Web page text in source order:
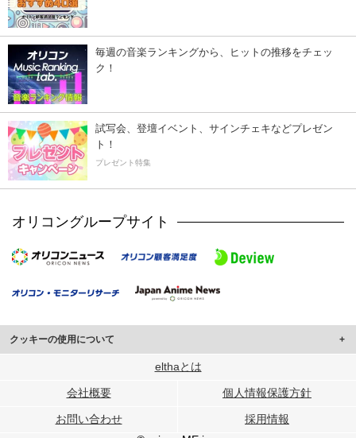
毎週の音楽ランキングから、ヒットの推移をチェッ
ク！
試写会、登壇イベント、サインチェキなどプレゼン
ト！
プレゼント特集
オリコングループサイト
クッキーの使用について
このサイトでは Cookie を使用して、ユーザーに合わせたコンテンツや広告の
行っています。
メディアや広告配信、データ解析の各パートナーに提供しています。
各パートナーは、この情報とユーザーが各パートナーに提供した他の情報や、
elthaとは
会社概要 個人情報保護方針
お問い合わせ
採用情報